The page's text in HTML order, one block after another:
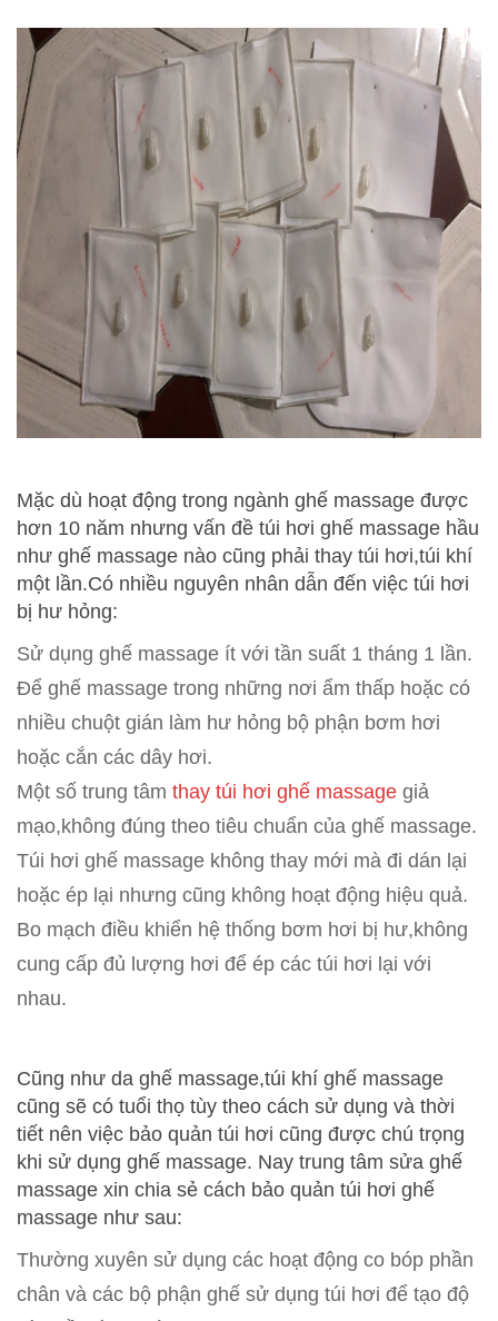
Mặc dù hoạt động trong ngành ghế massage được
hơn 10 năm nhưng vấn đề túi hơi ghế massage hầu
như ghế massage nào cũng phải thay túi hơi,túi khí
một lần.Có nhiều nguyên nhân dẫn đến việc túi hơi
bị hư hỏng:
Sử dụng ghế massage ít với tần suất 1 tháng 1 lần.
Để ghế massage trong những nơi ẩm thấp hoặc có
nhiều chuột gián làm hư hỏng bộ phận bơm hơi
hoặc cắn các dây hơi.
Một số trung tâm thay túi hơi ghế massage giả
mạo,không đúng theo tiêu chuẩn của ghế massage.
Túi hơi ghế massage không thay mới mà đi dán lại
hoặc ép lại nhưng cũng không hoạt động hiệu quả.
Bo mạch điều khiển hệ thống bơm hơi bị hư,không
cung cấp đủ lượng hơi để ép các túi hơi lại với
nhau.
Cũng như da ghế massage,túi khí ghế massage
cũng sẽ có tuổi thọ tùy theo cách sử dụng và thời
tiết nên việc bảo quản túi hơi cũng được chú trọng
khi sử dụng ghế massage. Nay trung tâm sửa ghế
massage xin chia sẻ cách bảo quản túi hơi ghế
massage như sau:
Thường xuyên sử dụng các hoạt động co bóp phần
chân và các bộ phận ghế sử dụng túi hơi để tạo độ